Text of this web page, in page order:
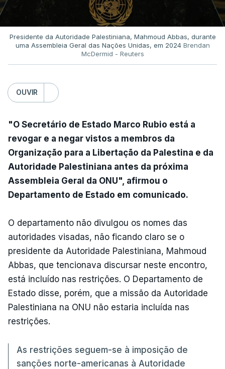
Presidente da Autoridade Palestiniana, Mahmoud Abbas, durante
uma Assembleia Geral das Nações Unidas, em 2024 Brendan
McDermid - Reuters
OUVIR
"O Secretário de Estado Marco Rubio está a
revogar e a negar vistos a membros da
Organização para a Libertação da Palestina e da
Autoridade Palestiniana antes da próxima
Assembleia Geral da ONU", afirmou o
Departamento de Estado em comunicado.
O departamento não divulgou os nomes das
autoridades visadas, não ficando claro se o
presidente da Autoridade Palestiniana, Mahmoud
Abbas, que tencionava discursar neste encontro,
está incluído nas restrições. O Departamento de
Estado disse, porém, que a missão da Autoridade
Palestiniana na ONU não estaria incluída nas
restrições.
As restrições seguem-se à imposição de
sanções norte-americanas à Autoridade